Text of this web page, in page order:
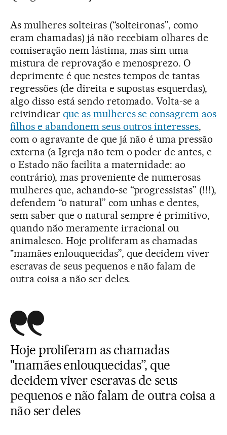
As mulheres solteiras (“solteironas”, como
eram chamadas) já não recebiam olhares de
comiseração nem lástima, mas sim uma
mistura de reprovação e menosprezo. O
deprimente é que nestes tempos de tantas
regressões (de direita e supostas esquerdas),
algo disso está sendo retomado. Volta-se a
reivindicar que as mulheres se consagrem aos
filhos e abandonem seus outros interesses,
com o agravante de que já não é uma pressão
externa (a Igreja não tem o poder de antes, e
o Estado não facilita a maternidade: ao
contrário), mas proveniente de numerosas
mulheres que, achando-se “progressistas” (!!!),
defendem “o natural” com unhas e dentes,
sem saber que o natural sempre é primitivo,
quando não meramente irracional ou
animalesco. Hoje proliferam as chamadas
"mamães enlouquecidas”, que decidem viver
escravas de seus pequenos e não falam de
outra coisa a não ser deles.
Hoje proliferam as chamadas
"mamães enlouquecidas”, que
decidem viver escravas de seus
pequenos e não falam de outra coisa a
não ser deles